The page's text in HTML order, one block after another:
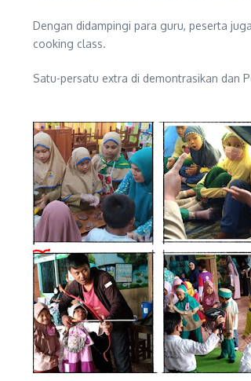
Dengan didampingi para guru, peserta
cooking class.
Satu-persatu extra di demontrasikan dan